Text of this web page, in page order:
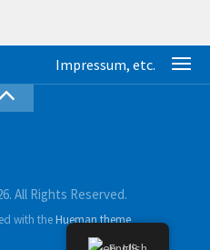
All Rights Reserved.
with theHueman theme